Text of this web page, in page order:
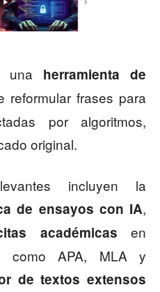
una herramienta de
reformular frases para
por algoritmos,
original.
incluyen la
de ensayos con IA,
académicas en
como APA, MLA y
de textos extensos